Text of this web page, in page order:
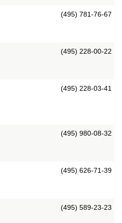
(495) 781-76-67
(495) 228-00-22
(495) 228-03-41
(495) 980-08-32
(495) 626-71-39
(495) 589-23-23